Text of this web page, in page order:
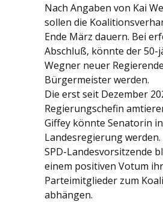
Nach Angaben von Kai
sollen die
Ende März dauern. Bei
Abschluß, könnte der 50-
Wegner neuer
Bürgermeister werden.
Die erst seit Dezember
Regierungschefin
Giffey könnte Senatorin
Landesregierung werden.
SPD-Landesvorsitzende
einem positiven Votum
Parteimitglieder zum
abhängen.